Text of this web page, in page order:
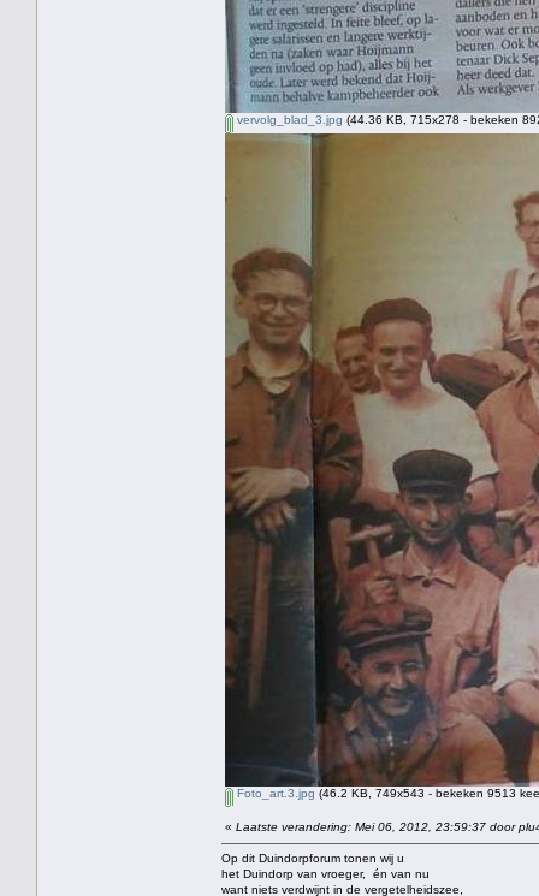
vervolg_blad_3.jpg (44.36 KB, 715x278 - bekeken
Foto_art.3.jpg (46.2 KB, 749x543 - bekeken 9513
« Laatste verandering: Mei 06, 2012, 23:59:37 door
Op dit Duindorpforum tonen wij u
het Duindorp van vroeger, én van nu
want niets verdwijnt in de vergetelheidszee,